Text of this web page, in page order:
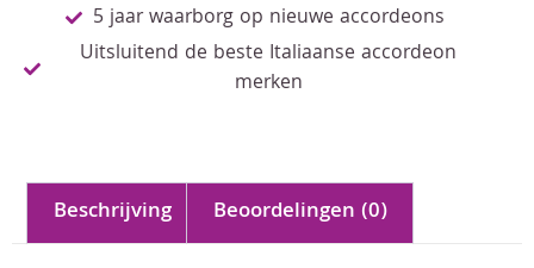
5 jaar waarborg op nieuwe accordeons
Uitsluitend de beste Italiaanse accordeon
merken
Beschrijving Beoordelingen (0)